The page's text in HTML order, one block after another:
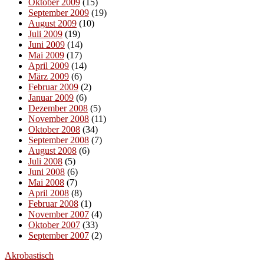
September 2009 (19)
August 2009 (10)
Juli 2009 (19)
Juni 2009 (14)
Mai 2009 (17)
April 2009 (14)
März 2009 (6)
Februar 2009 (2)
Januar 2009 (6)
Dezember 2008 (5)
November 2008 (11)
Oktober 2008 (34)
September 2008 (7)
August 2008 (6)
Juli 2008 (5)
Juni 2008 (6)
Mai 2008 (7)
April 2008 (8)
Februar 2008 (1)
November 2007 (4)
Oktober 2007 (33)
September 2007 (2)
Akrobastisch